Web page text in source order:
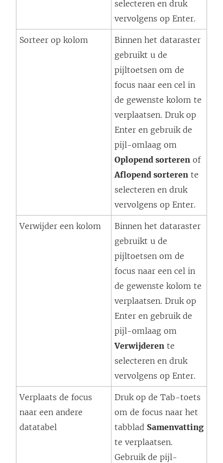
selecteren en druk
vervolgens op Enter.
Sorteer op kolom
Binnen het dataraster
gebruikt u de
pijltoetsen om de
focus naar een cel in
de gewenste kolom te
verplaatsen. Druk op
Enter en gebruik de
pijl-omlaag om
Oplopend sorteren of
Aflopend sorteren te
selecteren en druk
vervolgens op Enter.
Verwijder een kolom
Binnen het dataraster
gebruikt u de
pijltoetsen om de
focus naar een cel in
de gewenste kolom te
verplaatsen. Druk op
Enter en gebruik de
pijl-omlaag om
Verwijderen te
selecteren en druk
vervolgens op Enter.
Verplaats de focus
naar een andere
datatabel
Druk op de Tab-toets
om de focus naar het
tabblad Samenvatting
te verplaatsen.
Gebruik de pijl-